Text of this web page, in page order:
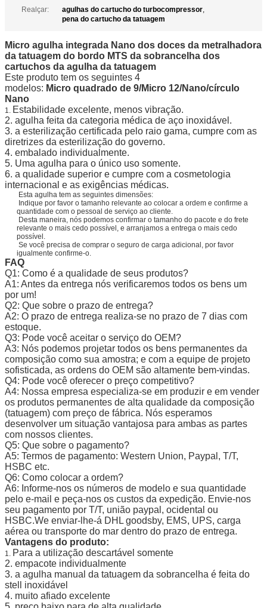
Realçar:
agulhas do cartucho do turbocompressor,
pena do cartucho da tatuagem
Micro agulha integrada Nano dos doces da metralhadora
da tatuagem do bordo MTS da sobrancelha dos
cartuchos da agulha da tatuagem
Este produto tem os seguintes 4
modelos: Micro quadrado de 9/Micro 12/Nano/círculo
Nano
1. Estabilidade excelente, menos vibração.
2. agulha feita da categoria médica de aço inoxidável.
3. a esterilização certificada pelo raio gama, cumpre com as
diretrizes da esterilização do governo.
4. embalado individualmente.
5. Uma agulha para o único uso somente.
6. a qualidade superior e cumpre com a cosmetologia
internacional e as exigências médicas.
Esta agulha tem as seguintes dimensões:
Indique por favor o tamanho relevante ao colocar a ordem e confirme a
quantidade com o pessoal de serviço ao cliente.
Desta maneira, nós podemos confirmar o tamanho do pacote e do frete
relevante o mais cedo possível, e arranjamos a entrega o mais cedo
possível.
Se você precisa de comprar o seguro de carga adicional, por favor
igualmente confirme-o.
FAQ
Q1: Como é a qualidade de seus produtos?
A1: Antes da entrega nós verificaremos todos os bens um
por um!
Q2: Que sobre o prazo de entrega?
A2: O prazo de entrega realiza-se no prazo de 7 dias com
estoque.
Q3: Pode você aceitar o serviço do OEM?
A3: Nós podemos projetar todos os bens permanentes da
composição como sua amostra; e com a equipe de projeto
sofisticada, as ordens do OEM são altamente bem-vindas.
Q4: Pode você oferecer o preço competitivo?
A4: Nossa empresa especializa-se em produzir e em vender
os produtos permanentes de alta qualidade da composição
(tatuagem) com preço de fábrica. Nós esperamos
desenvolver um situação vantajosa para ambas as partes
com nossos clientes.
Q5: Que sobre o pagamento?
A5: Termos de pagamento: Western Union, Paypal, T/T,
HSBC etc.
Q6: Como colocar a ordem?
A6: Informe-nos os números de modelo e sua quantidade
pelo e-mail e peça-nos os custos da expedição. Envie-nos
seu pagamento por T/T, união paypal, ocidental ou
HSBC.We enviar-lhe-á DHL goodsby, EMS, UPS, carga
aérea ou transporte do mar dentro do prazo de entrega.
Vantagens do produto:
1. Para a utilização descartável somente
2. empacote individualmente
3. a agulha manual da tatuagem da sobrancelha é feita do
stell inoxidável
4. muito afiado excelente